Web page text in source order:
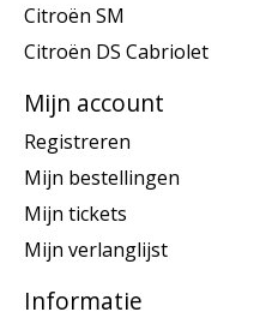
Citroën SM
Citroën DS Cabriolet
Mijn account
Registreren
Mijn bestellingen
Mijn tickets
Mijn verlanglijst
Informatie